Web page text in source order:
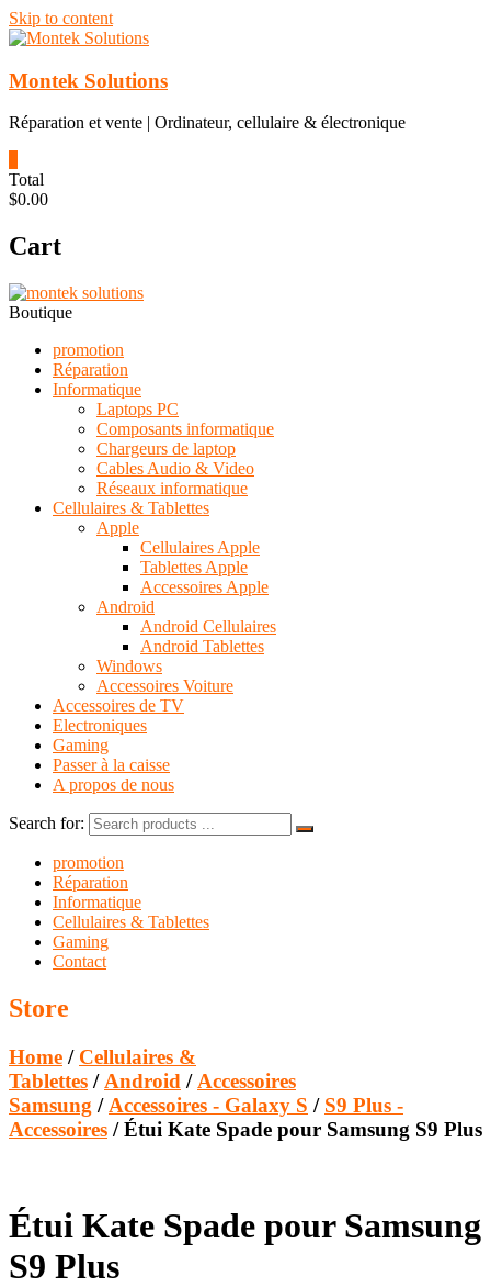
Skip to content
Montek Solutions
Réparation et vente | Ordinateur, cellulaire & électronique
Total
$0.00
Cart
Boutique
promotion
Réparation
Informatique
Laptops PC
Composants informatique
Chargeurs de laptop
Cables Audio & Video
Réseaux informatique
Cellulaires & Tablettes
Apple
Cellulaires Apple
Tablettes Apple
Accessoires Apple
Android
Android Cellulaires
Android Tablettes
Windows
Accessoires Voiture
Accessoires de TV
Electroniques
Gaming
Passer à la caisse
A propos de nous
Search for:
promotion
Réparation
Informatique
Cellulaires & Tablettes
Gaming
Contact
Store
Home / Cellulaires &
Tablettes / Android / Accessoires
Samsung / Accessoires - Galaxy S / S9 Plus -
Accessoires / Étui Kate Spade pour Samsung S9 Plus
Étui Kate Spade pour Samsung
S9 Plus